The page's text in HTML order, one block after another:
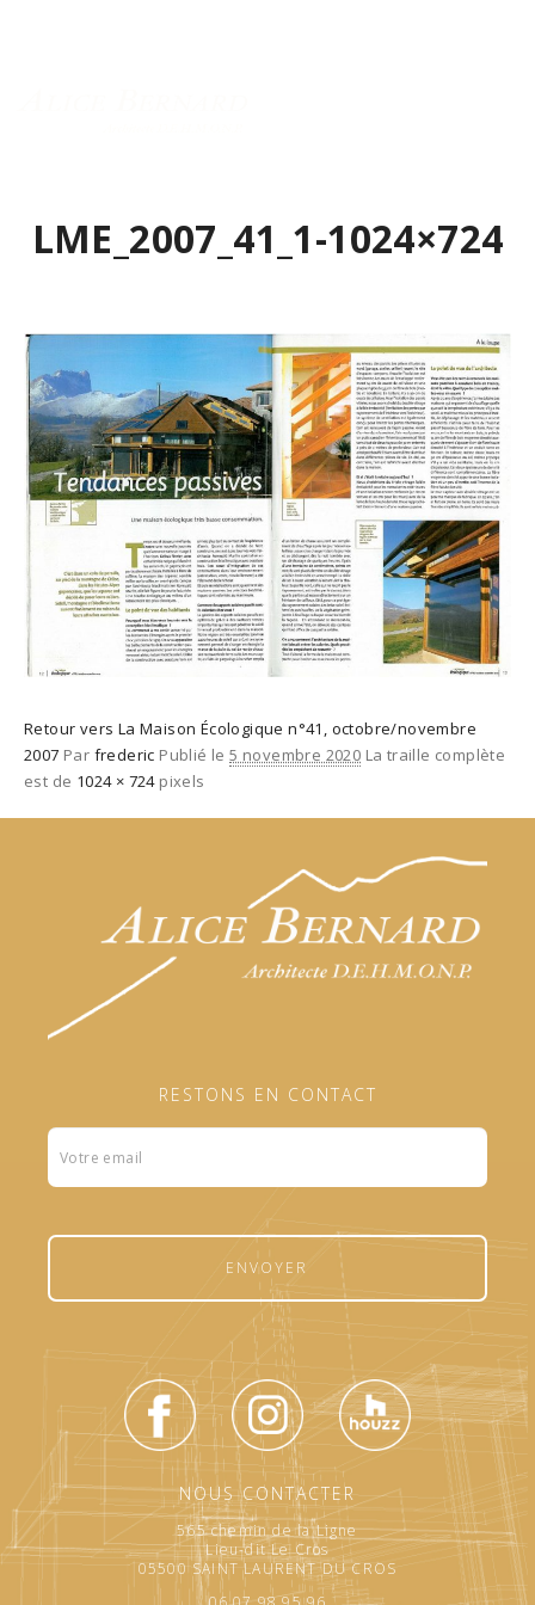
LME_2007_41_1-1024×724
Retour vers La Maison Écologique n°41, octobre/novembre
2007 Par frederic Publié le5 novembre 2020 La traille complète
est de 1024 × 724pixels
RESTONS EN CONTACT
Formulaire
footer
ENVOYER
NOUS CONTACTER
565 chemin de la Ligne
Lieu-dit Le Cros
05500 SAINT LAURENT DU CROS